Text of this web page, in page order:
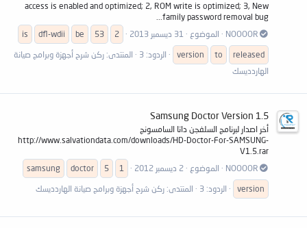
access is enabled and optimized; 2, ROM write is optimized; 3, New
family password removal bug...
NOOOOR
الموضوع 31 ديسمبر 2013 2
53
be
dfl-wdii
is
released
to
version الردود: 3 المنتدى: ركن شرح أجهزة وبرامج صيانة
الهاردديسك
Samsung Doctor Version 1.5
أخر اصدار لبرنامج السلفجن داتا السامسونج
http://www.salvationdata.com/downloads/HD-Doctor-For-SAMSUNG-
V1.5.rar
NOOOOR
الموضوع 2 ديسمبر 2012 1
5
doctor
samsung
version
الردود: 3 المنتدى: ركن شرح أجهزة وبرامج صيانة الهاردديسك